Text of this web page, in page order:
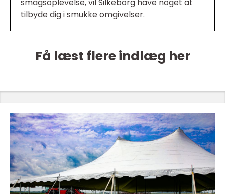
smagsoplevelse, vil Silkeborg have noget at
tilbyde dig i smukke omgivelser.
Få læst flere indlæg her